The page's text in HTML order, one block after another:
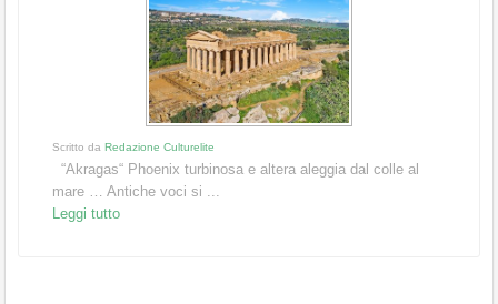
Scritto da Redazione Culturelite
“Akragas“ Phoenix turbinosa e altera aleggia dal colle al
mare … Antiche voci si ...
Leggi tutto